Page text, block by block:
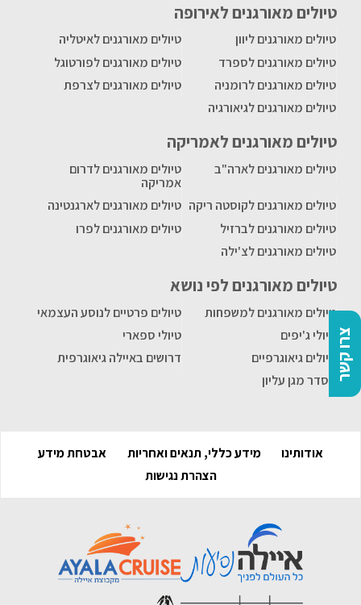
צרו קשר
טיולים מאורגנים לאירופה
טיולים מאורגנים ליוון
טיולים מאורגנים לאיטליה
טיולים מאורגנים לספרד
טיולים מאורגנים לפורטוגל
טיולים מאורגנים לרומניה
טיולים מאורגנים לצרפת
טיולים מאורגנים לגיאורגיה
טיולים מאורגנים לאמריקה
טיולים מאורגנים לארה"ב
טיולים מאורגנים לדרום
אמריקה
טיולים מאורגנים לקוסטה ריקה טיולים מאורגנים לארגנטינה
טיולים מאורגנים לברזיל
טיולים מאורגנים לפרו
טיולים מאורגנים לצ'ילה
טיולים מאורגנים לפי נושא
טיולים מאורגנים למשפחות
טיולים פרטיים לנוסע העצמאי
טיולי ג'יפים
טיולי ספארי
טיולים גיאוגרפיים
דרושים באיילה גיאוגרפית
הסדר מגן עליון
אודותינו מידע כללי, תנאים ואחריות
אבטחת מידע
הצהרת נגישות